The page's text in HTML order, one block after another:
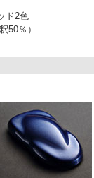
ド2色
50％）